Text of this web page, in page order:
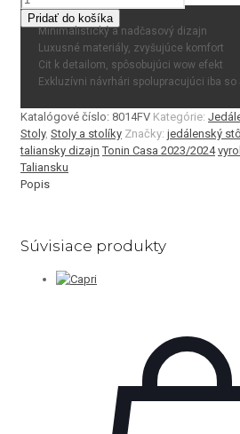
Wave
Pridať do košíka
Minimalistický a nadčasový dizajn
Luxusné materiály, zvyšujúce komfort
Cit k detailom, spôsobujúci wow efekt
Exkluzívni návrhári spolupracujúci iba so
Katalógové číslo: 8014FV Kategórie:
Stoly, Stoly a stolíky Značky: jedálenský
taliansky dizajn Tonin Casa 2023/2024
Taliansku
Popis
Súvisiace produkty